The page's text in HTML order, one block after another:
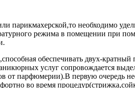
парикмахерской,то необходимо
режима в помещении при
обеспечивать двух-
услуг сопровождается
от парфюмерии).В первую очередь
во время